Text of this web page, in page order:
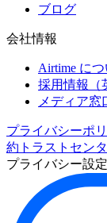
ブログ
会社情報
Airtime につ
採用情報（
メディア窓
プライバシーポ
約 トラストセン
プライバシー設定